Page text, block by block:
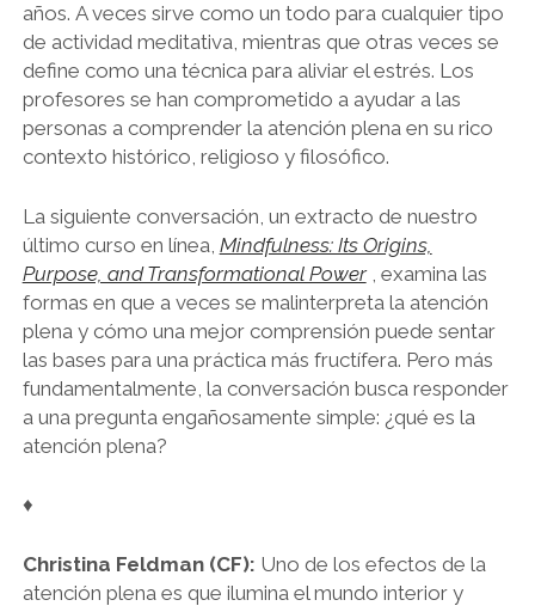
años. A veces sirve como un todo para cualquier tipo
de actividad meditativa, mientras que otras veces se
define como una técnica para aliviar el estrés. Los
profesores se han comprometido a ayudar a las
personas a comprender la atención plena en su rico
contexto histórico, religioso y filosófico.
La siguiente conversación, un extracto de nuestro
último curso en línea, Mindfulness: Its Origins,
Purpose, and Transformational Power, examina las
formas en que a veces se malinterpreta la atención
plena y cómo una mejor comprensión puede sentar
las bases para una práctica más fructífera. Pero más
fundamentalmente, la conversación busca responder
a una pregunta engañosamente simple: ¿qué es la
atención plena?
♦
Christina Feldman (CF): Uno de los efectos de la
atención plena es que ilumina el mundo interior y